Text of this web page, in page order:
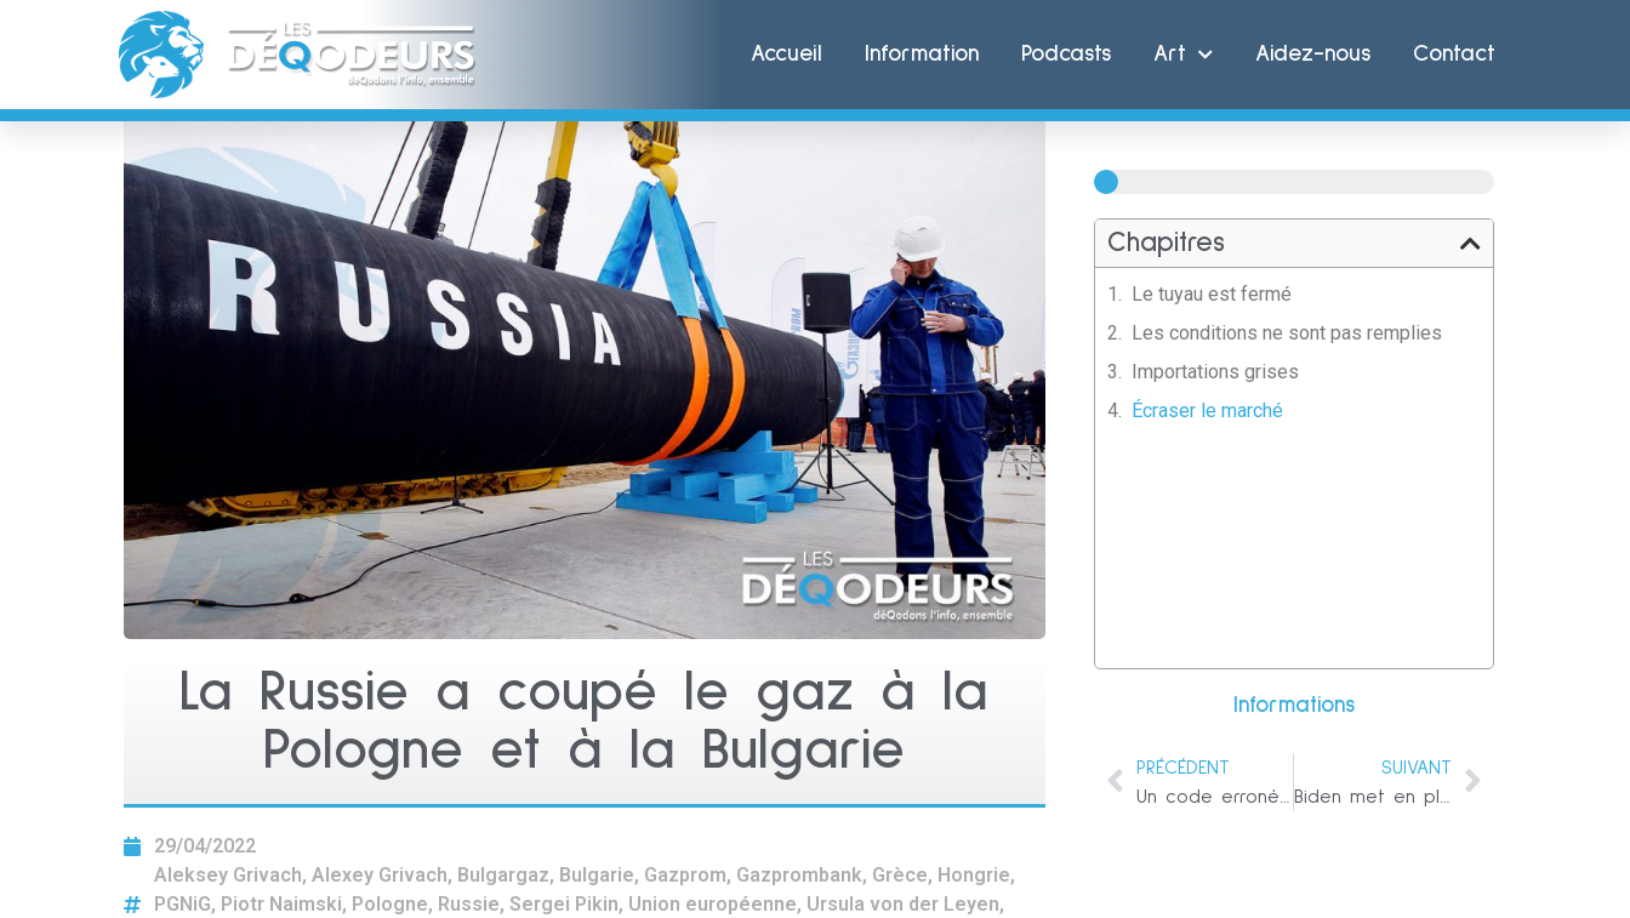
Accueil Information Podcasts Art Aidez-nous Contact
La Russie a coupé le gaz à la
Pologne et à la Bulgarie
29/04/2022
Aleksey Grivach, Alexey Grivach, Bulgargaz, Bulgarie, Gazprom, Gazprombank, Grèce, Hongrie,
PGNiG, Piotr Naimski, Pologne, Russie, Sergei Pikin, Union européenne, Ursula von der Leyen,
100%
Chapitres
Le tuyau est fermé
Les conditions ne sont pas remplies
Importations grises
Écraser le marché
Informations
PRÉCÉDENT
SUIVANT